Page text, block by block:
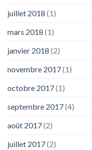
juillet 2018 (1)
mars 2018 (1)
janvier 2018 (2)
novembre 2017(1)
octobre 2017(1)
septembre 2017(4)
août 2017(2)
juillet 2017(2)